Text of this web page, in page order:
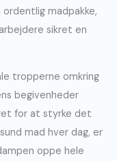
madpakke,
sikret en
tropperne omkring
begivenheder
for at styrke det
mad hver dag, er
oppe hele